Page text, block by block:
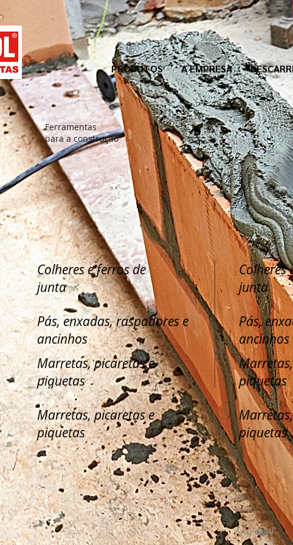
PRODUTOS A EMPRESA
Ferramentas
para a construção
Colheres e ferros de
junta
Colheres
junta
Pás, enxadas, raspadores e
ancinhos
Pás,
ancinhos
Marretas, picaretas e
piquetas
piquetas
Marretas, picaretas e
piquetas
piquetas
Aviso Legal